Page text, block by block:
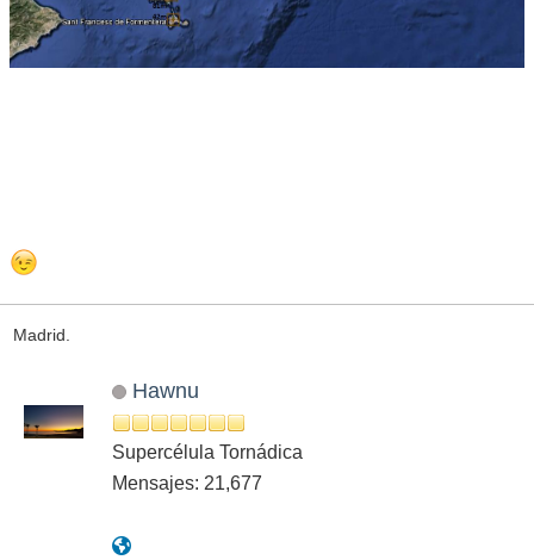
Madrid.
Hawnu
Supercélula Tornádica
Mensajes: 21,677